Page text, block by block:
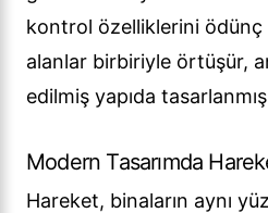
kontrol özelliklerini ödünç
alanlar birbiriyle örtüşür,
edilmiş yapıda
Modern Tasarımda
Hareket, binaların aynı